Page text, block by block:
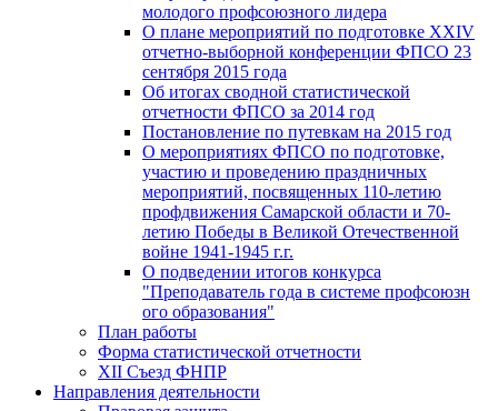
молодого профсоюзного лидера
О плане мероприятий по подготовке XXIV
отчетно-выборной конференции ФПСО 23
сентября 2015 года
Об итогах сводной статистической
отчетности ФПСО за 2014 год
Постановление по путевкам на 2015 год
О мероприятиях ФПСО по подготовке,
участию и проведению праздничных
мероприятий, посвященных 110-летию
профдвижения Самарской области и 70-
летию Победы в Великой Отечественной
войне 1941-1945 г.г.
О подведении итогов конкурса
"Преподаватель года в системе профсоюзн
ого образования"
План работы
Форма статистической отчетности
XII Съезд ФНПР
Направления деятельности